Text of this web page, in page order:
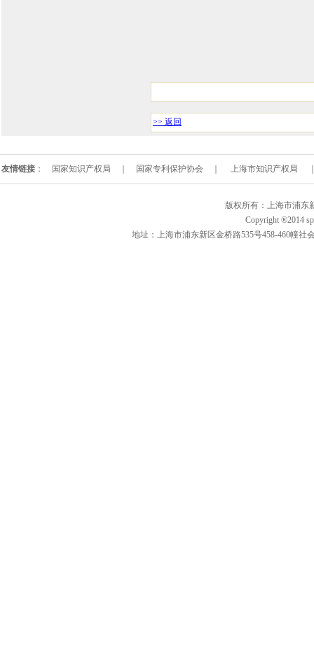
>> 返回
友情链接 ： 国家知识产权局 国家专利保护协会 上海市知识产权局
版权所有：上海市浦
Copyright ®2014
地址：上海市浦东新区金桥路535号458-460幢社